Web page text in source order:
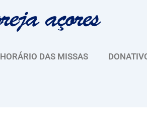
HORÁRIO DAS MISSAS